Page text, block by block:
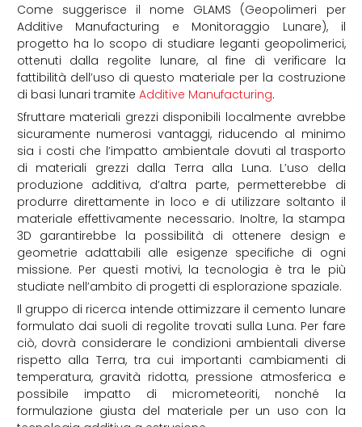
Come suggerisce il nome GLAMS (Geopolimeri per
Additive Manufacturing e Monitoraggio Lunare), il
progetto ha lo scopo di studiare leganti geopolimerici,
ottenuti dalla regolite lunare, al fine di verificare la
fattibilità dell’uso di questo materiale per la costruzione
di basi lunari tramite Additive Manufacturing.
Sfruttare materiali grezzi disponibili localmente avrebbe
sicuramente numerosi vantaggi, riducendo al minimo
sia i costi che l’impatto ambientale dovuti al trasporto
di materiali grezzi dalla Terra alla Luna. L’uso della
produzione additiva, d’altra parte, permetterebbe di
produrre direttamente in loco e di utilizzare soltanto il
materiale effettivamente necessario. Inoltre, la stampa
3D garantirebbe la possibilità di ottenere design e
geometrie adattabili alle esigenze specifiche di ogni
missione. Per questi motivi, la tecnologia è tra le più
studiate nell’ambito di progetti di esplorazione spaziale.
Il gruppo di ricerca intende ottimizzare il cemento lunare
formulato dai suoli di regolite trovati sulla Luna. Per fare
ciò, dovrà considerare le condizioni ambientali diverse
rispetto alla Terra, tra cui importanti cambiamenti di
temperatura, gravità ridotta, pressione atmosferica e
possibile impatto di micrometeoriti, nonché la
formulazione giusta del materiale per un uso con la